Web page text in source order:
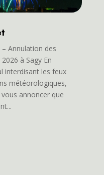
Annulation des
à Sagy En
interdisant les feux
météorologiques,
annoncer que